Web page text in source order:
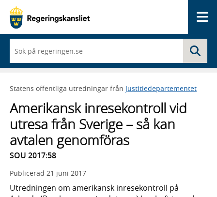
du
börjar
skriva
framträder
lista
med
sökförslag
Statens offentliga utredningar från Justitiedepartementet
Amerikansk inresekontroll vid
utresa från Sverige – så kan
avtalen genomföras
SOU 2017:58
Publicerad 21 juni 2017
Utredningen om amerikansk inresekontroll på